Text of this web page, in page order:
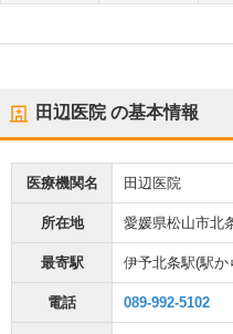
田辺医院の基本情報
医療機関名 田辺医院
所在地 愛媛県松山市北
最寄駅 伊予北条駅(駅か
電話 089-992-5102